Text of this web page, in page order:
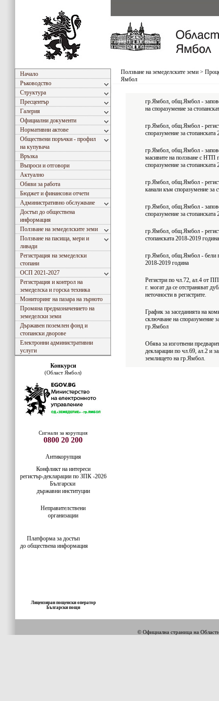
Начало
Ръководство
Структура
Пресцентър
Галерия
Официални документи
Нормативни актове
Обществени поръчки - профил
на купувача
Връзка
Въпроси и отговори
Актуално
Обяви за работа
Бюджет и финансови отчети
Административно обслужване
Достъп до обществена
информация
Ползване на земеделските земи
Ползване на пасища, мери и
ливади
Регистрация на земеделски
стопани
ОСП 2021-2027
Регистрация и контрол на
земеделска и горска техника
Мониторинг на пазара на зърното
Промяна предназначението на
земеделски земи
Държавен поземлен фонд и
стопански дворове
Електронни административни
услуги
Конкурси
(Област Ямбол)
Сигнали за корупция
0800 20 200
Антикорупция
Конфликт на интереси
регистър-деклaрации по ЗПК -2026
Български
държавни институции
Неправителствени
организации
Платформа за достъп
до обществена информация
Лицензиран пощенски оператор
Български пощи
Ползване на земеделските земи >
Ямбол
гр.Ямбол, общ.Ямбол -
на споразумение за
гр.Ямбол, общ.Ямбол -
споразумение за
гр.Ямбол, общ.Ямбол -
масивите на ползване с НТП
споразумение за
гр.Ямбол, общ.Ямбол -
канали към споразумение за
гр.Ямбол, общ.Ямбол -
споразумение за
гр.Ямбол, общ.Ямбол -
стопанската 2018-2019 година
гр.Ямбол, общ.Ямбол - бели
2018-2019 година
Регистри по чл.72, ал.4 от
г. могат да се отстраняват
неточности в регистрите.
График за заседанията на
сключване на споразумение
гр.Ямбол
Обява за изготвени
декларации по чл.69, ал.2 и
землищeто на гр.Ямбол.
© Официална страница на